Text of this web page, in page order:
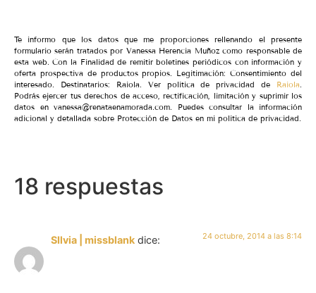
Te informo que los datos que me proporciones rellenando el presente
formulario serán tratados por Vanessa Herencia Muñoz como responsable de
esta web. Con la Finalidad de remitir boletines periódicos con información y
oferta prospectiva de productos propios. Legitimación: Consentimiento del
interesado. Destinatarios: Raiola. Ver política de privacidad de Raiola.
Podrás ejercer tus derechos de acceso, rectificación, limitación y suprimir los
datos en vanessa@renataenamorada.com. Puedes consultar la información
adicional y detallada sobre Protección de Datos en mi política de privacidad.
18 respuestas
SIlvia | missblank dice: 24 octubre, 2014 a las 8:14